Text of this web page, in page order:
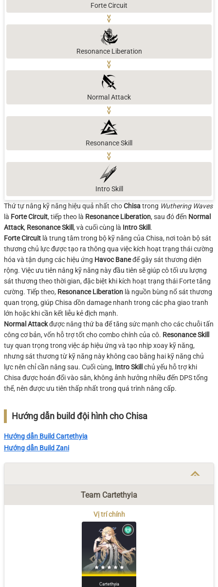
Forte Circuit
>>
Resonance Liberation
>>
Normal Attack
>>
Resonance Skill
>>
Intro Skill
Thứ tự nâng kỹ năng hiệu quả nhất choChisatrong Wuthering Waves
là Forte Circuit, tiếp theo là Resonance Liberation, sau đó đến Normal
Attack, Resonance Skill, và cuối cùng là Intro Skill.
Forte Circuit là trung tâm trong bộ kỹ năng của Chisa, nơi toàn bộ sát
thương chủ lực được tạo ra thông qua việc kích hoạt trạng thái cường
hóa và tận dụng các hiệu ứng Havoc Baneđể gây sát thương diện
rộng. Việc ưu tiên nâng kỹ năng này đầu tiên sẽ giúp cô tối ưu lượng
sát thương theo thời gian, đặc biệt khi kích hoạt trạng thái Forte tăng
cường. Tiếp theo, Resonance Liberation là nguồn bùng nổ sát thương
quan trọng, giúp Chisa dồn damage nhanh trong các pha giao tranh
lớn hoặc khi cần kết liễu kẻ địch mạnh.
Normal Attackđược nâng thứ ba để tăng sức mạnh cho các chuỗi tấn
công cơ bản, vốn hỗ trợ tốt cho combo chính của cô. Resonance Skill
tuy quan trọng trong việc áp hiệu ứng và tạo nhịp xoay kỹ năng,
nhưng sát thương từ kỹ năng này không cao bằng hai kỹ năng chủ
lực nên chỉ cần nâng sau. Cuối cùng, Intro Skillchủ yếu hỗ trợ khi
Chisa được hoán đổi vào sân, không ảnh hưởng nhiều đến DPS tổng
thể, nên được ưu tiên thấp nhất trong quá trình nâng cấp.
Hướng dẫn build đội hình cho Chisa
Hướng dẫn Build Cartethyia
Hướng dẫn Build Zani
Team Cartethyia
Vị trí chính
Cartethyia